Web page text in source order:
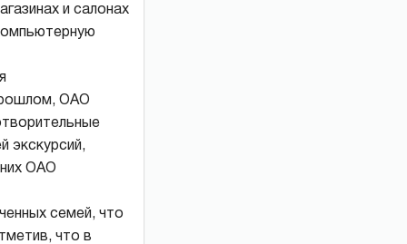
и салонах
ОАО
экскурсий,
ОАО
семей, что
что в